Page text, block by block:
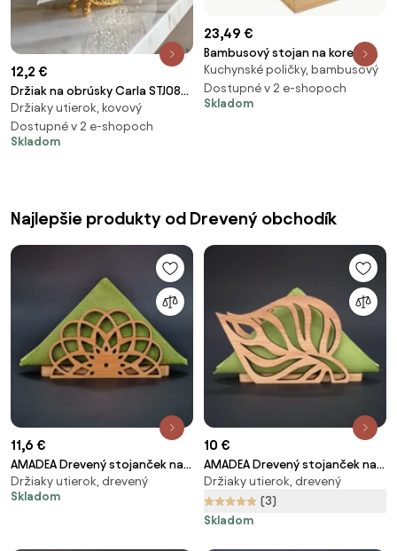
12,2 €
Držiak na obrúsky Carla STJ08Z,
zlatý
Držiaky utierok, kovový
Dostupné v 2 e-shopoch
Skladom
23,49 €
Bambusový stojan na korenie
RD33862
Kuchynské poličky, bambusový
Dostupné v 2 e-shopoch
Skladom
Najlepšie produkty od Drevený obchodík
11,6 €
AMADEA Drevený stojanček na
obrúsky v tvare mandaly,
masívne drevo, 12,3x6,5x3,5 cm
Držiaky utierok, drevený
Skladom
10 €
AMADEA Drevený stojanček na
obrúsky v tvare listu, masívne
jelša, 14x8,5x3,5 cm
Držiaky utierok, drevený
(3)
Skladom